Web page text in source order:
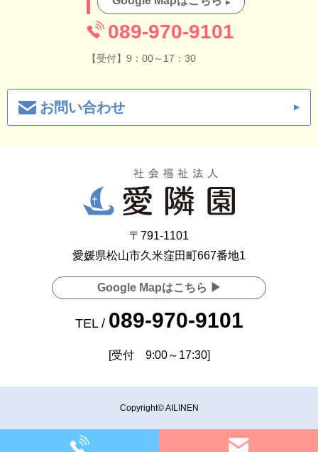
089-970-9101
【受付】9：00～17：30
お問い合わせ
〒791-1101
愛媛県松山市久米窪田町667番地1
Google Mapはこちら ▶
TEL / 089-970-9101
[受付 9:00～17:30]
Copyright© AILINEN